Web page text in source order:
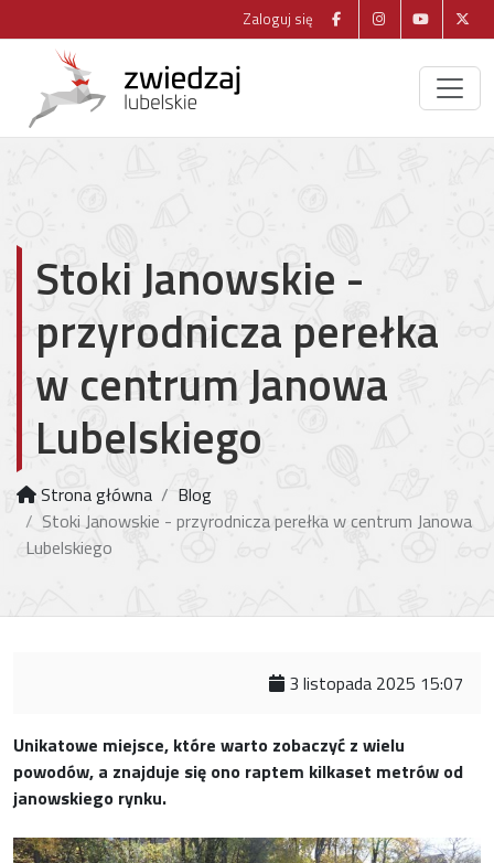
Zaloguj się
Stoki Janowskie -
przyrodnicza perełka
w centrum Janowa
Lubelskiego
Strona główna
Blog
Stoki Janowskie - przyrodnicza perełka w centrum Janowa
Lubelskiego
3 listopada 2025 15:07
Unikatowe miejsce, które warto zobaczyć z wielu
powodów, a znajduje się ono raptem kilkaset metrów od
janowskiego rynku.